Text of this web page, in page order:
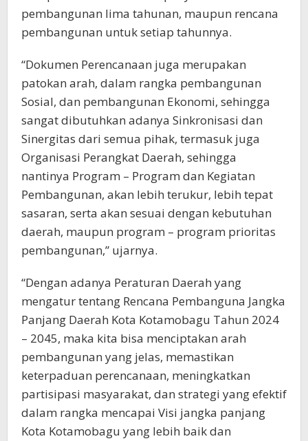
pembangunan lima tahunan, maupun rencana
pembangunan untuk setiap tahunnya.
“Dokumen Perencanaan juga merupakan
patokan arah, dalam rangka pembangunan
Sosial, dan pembangunan Ekonomi, sehingga
sangat dibutuhkan adanya Sinkronisasi dan
Sinergitas dari semua pihak, termasuk juga
Organisasi Perangkat Daerah, sehingga
nantinya Program – Program dan Kegiatan
Pembangunan, akan lebih terukur, lebih tepat
sasaran, serta akan sesuai dengan kebutuhan
daerah, maupun program – program prioritas
pembangunan,” ujarnya.
“Dengan adanya Peraturan Daerah yang
mengatur tentang Rencana Pembanguna Jangka
Panjang Daerah Kota Kotamobagu Tahun 2024
– 2045, maka kita bisa menciptakan arah
pembangunan yang jelas, memastikan
keterpaduan perencanaan, meningkatkan
partisipasi masyarakat, dan strategi yang efektif
dalam rangka mencapai Visi jangka panjang
Kota Kotamobagu yang lebih baik dan